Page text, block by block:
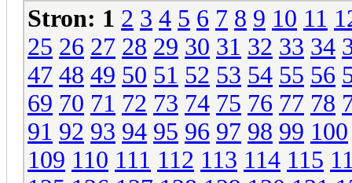
Stron: 1 2 3 4 5 6 7 8 9 10 11
25 26 27 28 29 30 31 32 33 34
47 48 49 50 51 52 53 54 55 56
69 70 71 72 73 74 75 76 77 78
91 92 93 94 95 96 97 98 99 100
109 110 111 112 113 114 115